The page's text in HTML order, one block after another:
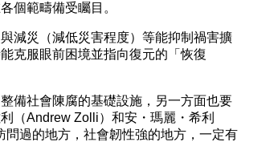
個範疇備受矚目。
減災（減低災害程度）等能抑制禍害擴
克服眼前困境並指向復元的「恢復
備社會陳腐的基礎設施，另一方面也要
（Andrew Zolli）和安・瑪麗・希利
問過的地方，社會韌性強的地方，一定有